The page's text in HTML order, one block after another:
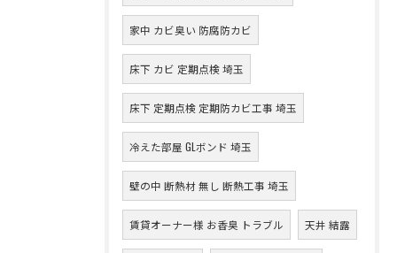
家中 カビ臭い 防腐防カビ
床下 カビ 定期点検 埼玉
床下 定期点検 定期防カビ工事 埼玉
冷えた部屋 GLボンド 埼玉
壁の中 断熱材 無し 断熱工事 埼玉
賃貸オーナー様 お香臭 トラブル 天井 結露